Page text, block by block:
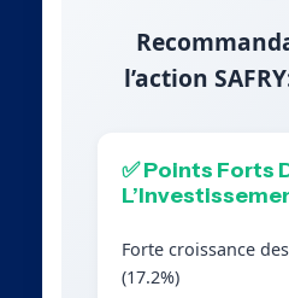
l’action
✅ Points Forts
Forte croissance
(17.2%)